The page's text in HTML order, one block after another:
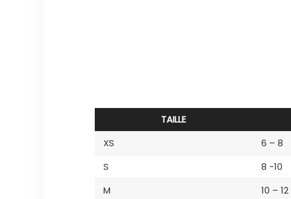
TAILLE
XS
6 – 8
S
8 -10
M
10 – 12